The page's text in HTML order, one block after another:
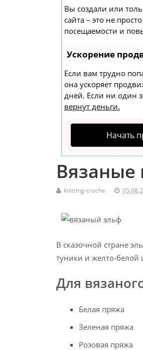
Вы создали или
сайта – это не
посещаемости и
Ускорение
Если вам трудно
она ускоряет
дней. Если ни один
вернут деньги.
Начать
Вязаные
knitting-croche
В сказочной стране
туники и желто-
Для
Белая пряжа
Зеленая пряжа
Розовая пряжа